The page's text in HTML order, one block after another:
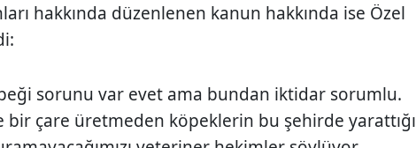
hakkında düzenlenen kanun hakkında ise Özel
sorunu var evet ama bundan iktidar sorumlu.
bir çare üretmeden köpeklerin bu şehirde yarattığı